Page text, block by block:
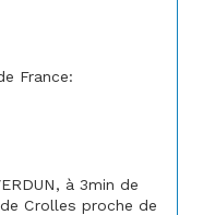
France:
à 3min de
Crolles proche de